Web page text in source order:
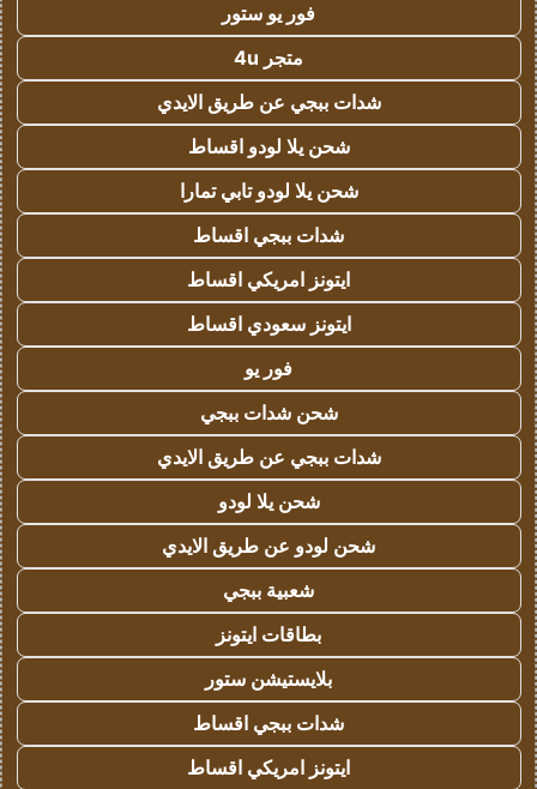
فور يو ستور
متجر 4u
شدات ببجي عن طريق الايدي
شحن يلا لودو اقساط
شحن يلا لودو تابي تمارا
شدات ببجي اقساط
ايتونز امريكي اقساط
ايتونز سعودي اقساط
فور يو
شحن شدات ببجي
شدات ببجي عن طريق الايدي
شحن يلا لودو
شحن لودو عن طريق الايدي
شعبية ببجي
بطاقات ايتونز
بلايستيشن ستور
شدات ببجي اقساط
ايتونز امريكي اقساط